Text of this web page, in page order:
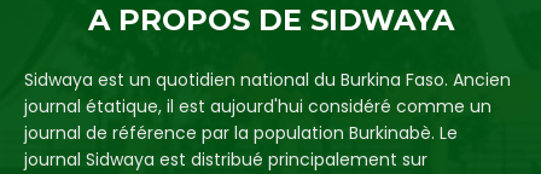
A PROPOS DE SIDWAYA
Sidwaya est un quotidien national du Burkina Faso. Ancien
journal étatique, il est aujourd'hui considéré comme un
journal de référence par la population Burkinabè. Le
journal Sidwaya est distribué principalement sur